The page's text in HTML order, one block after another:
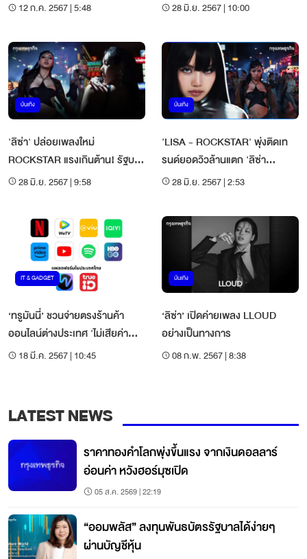
12 ก.ค. 2567 | 5:48 28 มิ.ย. 2567 | 10:00
บันเทิง
'ลิซ่า' ปล่อยเพลงใหม่
ROCKSTAR แรงเกินต้าน! รัฐบาล
ชมแบบอย่างที่ดีเยาวชนไทย
28 มิ.ย. 2567 | 9:58
บันเทิง
'LISA - ROCKSTAR' พุ่งติดเท
รนด์ยอดวิวล้านแตก 'ลิซ่า
BLACKPINK' ปล่อยเพลงใหม่
28 มิ.ย. 2567 | 2:53
IT & GADGET
‘ทรูมันนี่’ ชวนจ่ายตรงร้านค้า
ออนไลน์ต่างประเทศ 'ไม่เสียค่า
ธรรมเนียม'
18 มี.ค. 2567 | 10:45
บันเทิง
‘ลิซ่า’ เปิดค่ายเพลง LLOUD
อย่างเป็นทางการ
08 ก.พ. 2567 | 8:38
LATEST NEWS
ราคาทองคำโลกพุ่งขึ้นแรง จากเงินดอลลาร์
อ่อนค่า หวังฮอร์มุซเปิด
05 ส.ค. 2569 | 22:19
“ออมพลัส” ลงทุนพันธบัตรรัฐบาลได้ง่ายๆ
ผ่านบัญชีหุ้น